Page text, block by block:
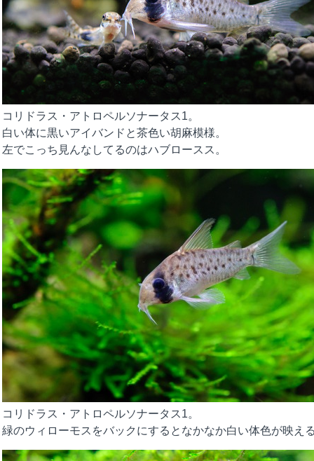
コリドラス・アトロペルソナータス1。
白い体に黒いアイバンドと茶色い胡麻模様。
左でこっち見んなしてるのはハブロースス。
コリドラス・アトロペルソナータス1。
緑のウィローモスをバックにするとなかなか白い体色が映え